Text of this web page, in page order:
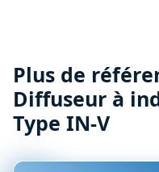
Plus de
Diffuseur à
Type IN-V